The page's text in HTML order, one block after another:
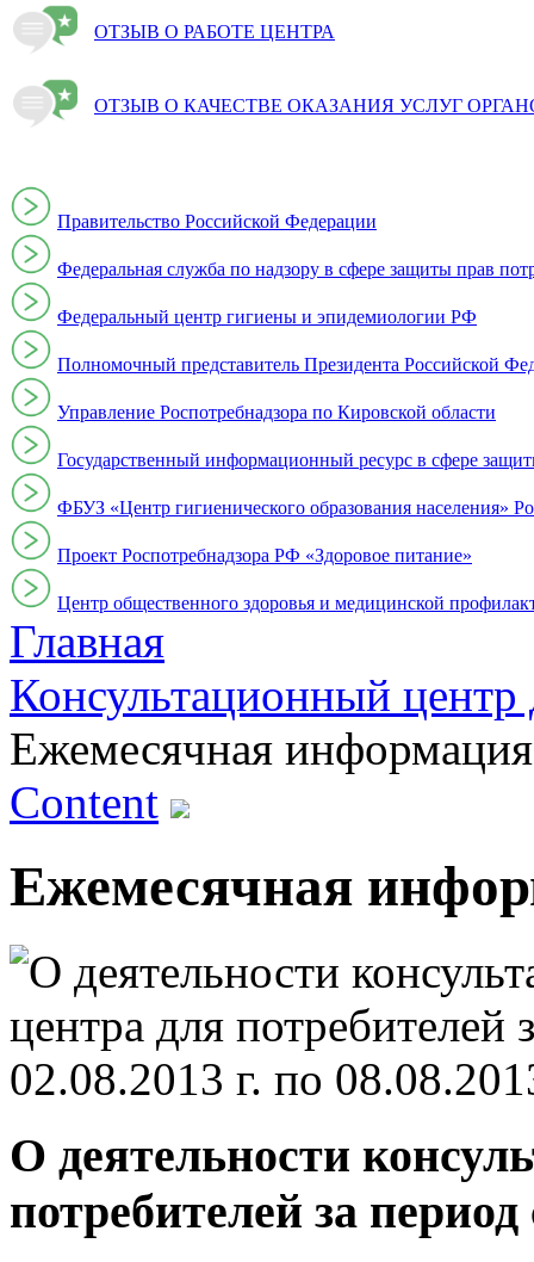
ОТЗЫВ О РАБОТЕ ЦЕНТРА
ОТЗЫВ О КАЧЕСТВЕ ОКАЗАНИЯ УСЛУГ
Правительство Российской Федерации
Федеральная служба по надзору в сфере защиты прав
Федеральный центр гигиены и эпидемиологии РФ
Полномочный представитель Президента Российской
Управление Роспотребнадзора по Кировской области
Государственный информационный ресурс в сфере
ФБУЗ «Центр гигиенического образования населения»
Проект Роспотребнадзора РФ «Здоровое питание»
Центр общественного здоровья и медицинской
Главная
Консультационный центр
Ежемесячная информация
Content
Ежемесячная
О деятельности
потребителей за период